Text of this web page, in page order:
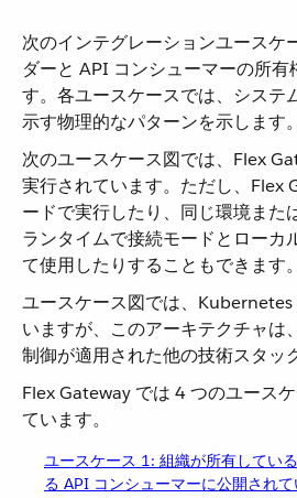
次のインテグレーションユースケ
ダーと API コンシューマーの所有
す。各ユースケースでは、システ
示す物理的なパターンを示します。
次のユースケース図では、Flex
実行されています。ただし、Flex
ードで実行したり、同じ環境また
ランタイムで接続モードとローカ
て使用したりすることもできます。
ユースケース図では、Kubernetes
いますが、このアーキテクチャは
制御が適用された他の技術スタッ
Flex Gateway では 4 つのユース
ています。
ユースケース 1: 組織が所有してい
る API コンシューマーに公開されて